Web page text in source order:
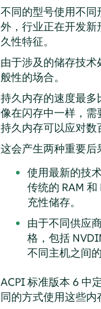
不同的型号使用不同
外，行业正在开发新
久性特征。
由于涉及的储存技
般性的场合。
持久内存的速度最
像在闪存中一样，
持久内存可以应对数
这会产生两种重要后
使用最新的技
传统的 RAM
充性储存。
由于不同供应
格，包括
不同主机之间
ACPI 标准版本 6 中
同的方式使用这些内